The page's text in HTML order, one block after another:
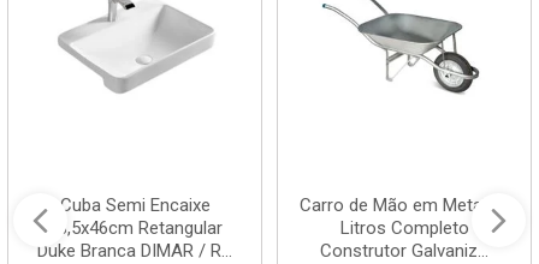
Cuba Semi Encaixe
58,5x46cm Retangular
Duke Branca DIMAR / R...
Carro de Mão em Metal 60
Litros Completo
Construtor Galvaniz...